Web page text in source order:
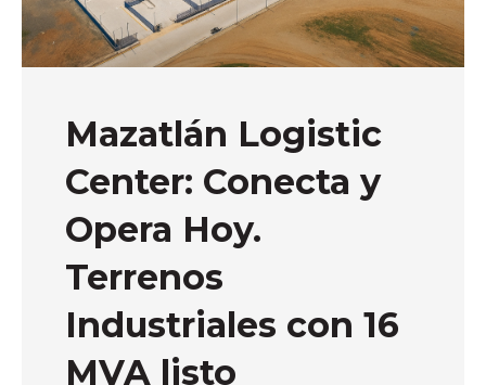
Mazatlán Logistic
Center: Conecta y
Opera Hoy.
Terrenos
Industriales con 16
MVA listo